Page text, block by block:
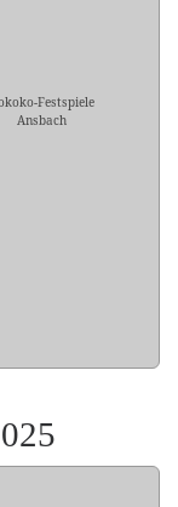
Festspiele
Ansbach